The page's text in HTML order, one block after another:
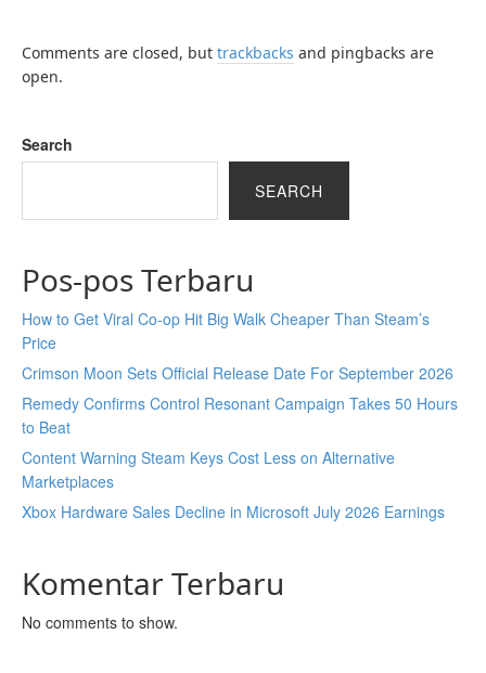
Comments are closed, but trackbacks and pingbacks are
open.
Search
SEARCH
Pos-pos Terbaru
How to Get Viral Co-op Hit Big Walk Cheaper Than Steam’s
Price
Crimson Moon Sets Official Release Date For September 2026
Remedy Confirms Control Resonant Campaign Takes 50 Hours
to Beat
Content Warning Steam Keys Cost Less on Alternative
Marketplaces
Xbox Hardware Sales Decline in Microsoft July 2026 Earnings
Komentar Terbaru
No comments to show.